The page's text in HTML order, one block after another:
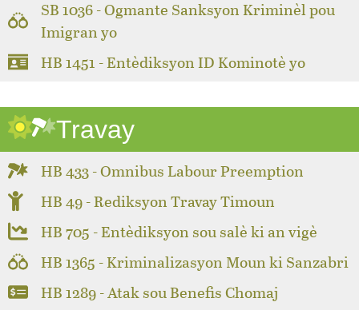
SB 1036 - Ogmante Sanksyon Kriminèl pou
Imigran yo
HB 1451 - Entèdiksyon ID Kominotè yo
Travay
HB 433 - Omnibus Labour Preemption
HB 49 - Rediksyon Travay Timoun
HB 705 - Entèdiksyon sou salè ki an vigè
HB 1365 - Kriminalizasyon Moun ki Sanzabri
HB 1289 - Atak sou Benefis Chomaj